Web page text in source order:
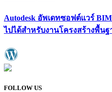
Autodesk อัพเดทซอฟต์แวร์
ไปได้สำหรับงานโครงสร้างพื้นฐ
FOLLOW US